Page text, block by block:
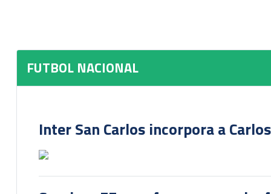
FUTBOL NACIONAL
Inter San Carlos incorpora a